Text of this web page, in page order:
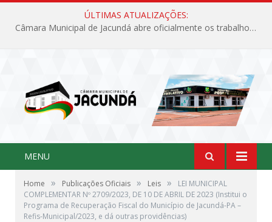
ÚLTIMAS ATUALIZAÇÕES:
Câmara Municipal de Jacundá abre oficialmente os trabalhos legislativos de 2026
MENU
Home » Publicações Oficiais » Leis »
LEI MUNICIPAL
COMPLEMENTAR Nº 2709/2023, DE 10 DE ABRIL DE 2023 (Institui o
Programa de Recuperação Fiscal do Município de Jacundá-PA –
Refis-Municipal/2023, e dá outras providências)